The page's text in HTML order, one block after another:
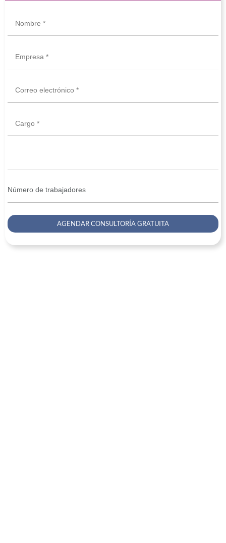
Nombre *
Empresa *
Correo electrónico *
Cargo *